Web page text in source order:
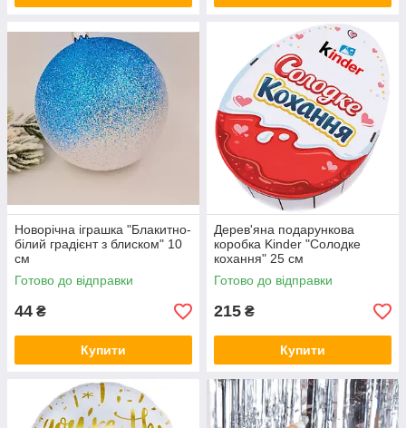
Новорічна іграшка "Блакитно-
білий градієнт з блиском" 10
см
Готово до відправки
44 ₴
Купити
Дерев'яна подарункова
коробка Kinder "Солодке
кохання" 25 см
Готово до відправки
215 ₴
Купити